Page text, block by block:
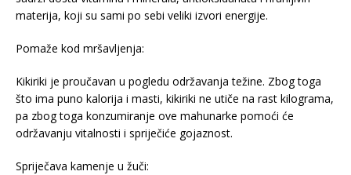
materija, koji su sami po sebi veliki izvori energije.
Pomaže kod mršavljenja:
Kikiriki je proučavan u pogledu održavanja težine. Zbog toga
što ima puno kalorija i masti, kikiriki ne utiče na rast kilograma,
pa zbog toga konzumiranje ove mahunarke pomoći će
održavanju vitalnosti i spriječiće gojaznost.
Spriječava kamenje u žuči: